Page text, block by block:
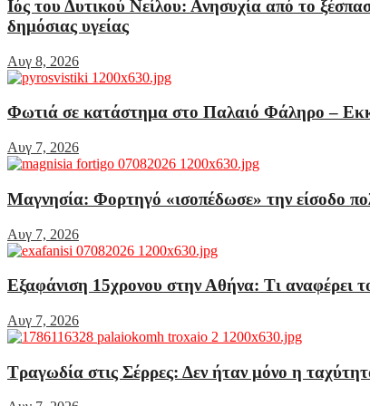
Ιός του Δυτικού Νείλου: Ανησυχία από το
δημόσιας υγείας
Αυγ 8, 2026
Φωτιά σε κατάστημα στο Παλαιό Φάληρο –
Αυγ 7, 2026
Μαγνησία: Φορτηγό «ισοπέδωσε» την είσοδο
Αυγ 7, 2026
Εξαφάνιση 15χρονου στην Αθήνα: Τι αναφέρει
Αυγ 7, 2026
Τραγωδία στις Σέρρες: Δεν ήταν μόνο η